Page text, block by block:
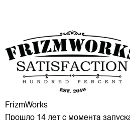
FrizmWorks
Прошло 14 лет с момента